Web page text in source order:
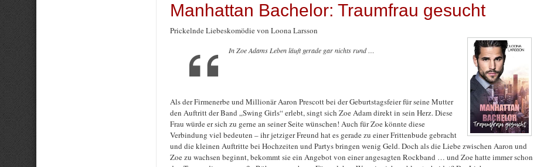
Manhattan Bachelor: Traumfrau gesucht
Prickelnde Liebeskomödie von Loona Larsson
In Zoe Adams Leben läuft gerade gar nichts rund …
Als der Firmenerbe und Millionär Aaron Prescott bei der Geburtstagsfeier für seine Mutter
den Auftritt der Band „Swing Girls“ erlebt, singt sich Zoe Adam direkt in sein Herz. Diese
Frau würde er sich zu gerne an seiner Seite wünschen! Auch für Zoe könnte diese
Verbindung viel bedeuten – ihr jetziger Freund hat es gerade zu einer Frittenbude gebracht
und die kleinen Auftritte bei Hochzeiten und Partys bringen wenig Geld. Doch als die Liebe zwischen Aaron und
Zoe zu wachsen beginnt, bekommt sie ein Angebot von einer angesagten Rockband … und Zoe hatte immer schon